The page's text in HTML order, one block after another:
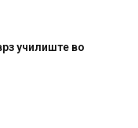
на генералите